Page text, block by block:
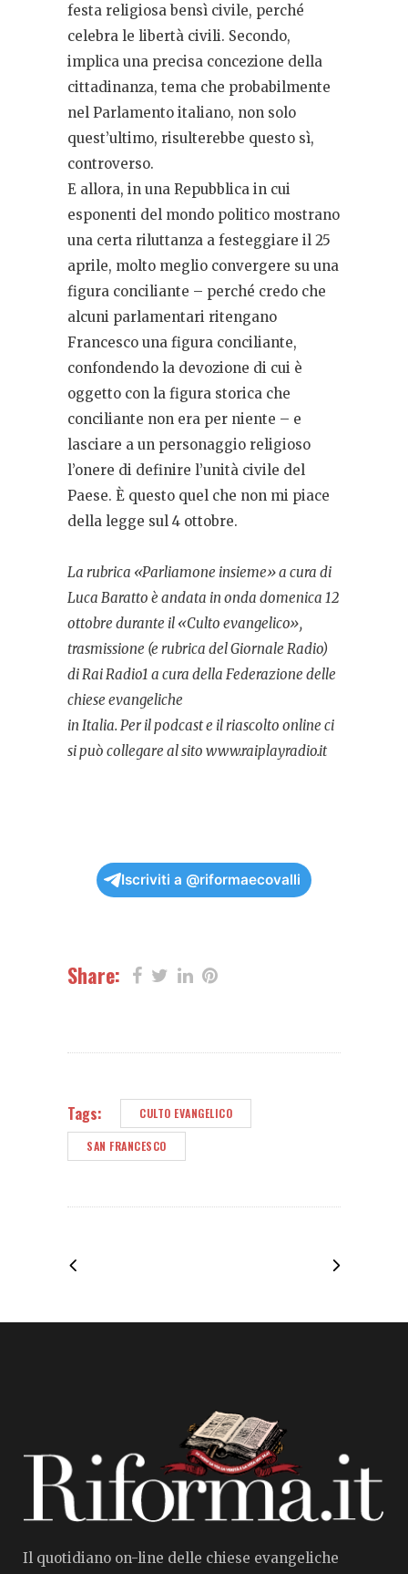
festa religiosa bensì civile, perché
celebra le libertà civili. Secondo,
implica una precisa concezione della
cittadinanza, tema che probabilmente
nel Parlamento italiano, non solo
quest’ultimo, risulterebbe questo sì,
controverso.
E allora, in una Repubblica in cui
esponenti del mondo politico mostrano
una certa riluttanza a festeggiare il 25
aprile, molto meglio convergere su una
figura conciliante – perché credo che
alcuni parlamentari ritengano
Francesco una figura conciliante,
confondendo la devozione di cui è
oggetto con la figura storica che
conciliante non era per niente – e
lasciare a un personaggio religioso
l’onere di definire l’unità civile del
Paese. È questo quel che non mi piace
della legge sul 4 ottobre.
La rubrica «Parliamone insieme» a cura di
Luca Baratto è andata in onda domenica 12
ottobre durante il «Culto evangelico»,
trasmissione (e rubrica del Giornale Radio)
di Rai Radio1 a cura della Federazione delle
chiese evangeliche
in Italia. Per il podcast e il riascolto online ci
si può collegare al sito www.raiplayradio.it
Iscriviti a @riformaecovalli
Share:
Tags: CULTO EVANGELICO
SAN FRANCESCO
Il quotidiano on-line delle chiese evangeliche